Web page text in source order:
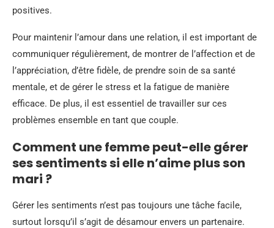
positives.
Pour maintenir l’amour dans une relation, il est important de
communiquer régulièrement, de montrer de l’affection et de
l’appréciation, d’être fidèle, de prendre soin de sa santé
mentale, et de gérer le stress et la fatigue de manière
efficace. De plus, il est essentiel de travailler sur ces
problèmes ensemble en tant que couple.
Comment une femme peut-elle gérer
ses sentiments si elle n’aime plus son
mari ?
Gérer les sentiments n’est pas toujours une tâche facile,
surtout lorsqu’il s’agit de désamour envers un partenaire.